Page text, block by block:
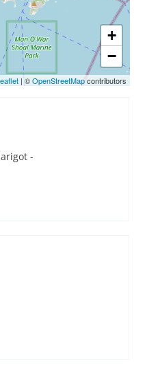
-
+
−
| ©OpenStreetMapcontributors